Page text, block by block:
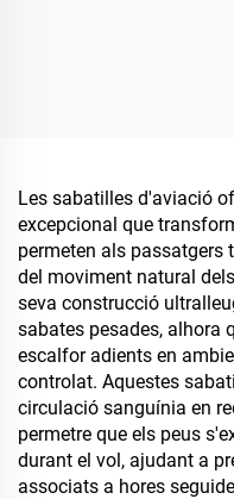
Les sabatilles d'aviació
excepcional que
permeten als passatgers
del moviment natural
seva construcció
sabates pesades, alhora
escalfor adients en
controlat. Aquestes
circulació sanguínia en
permetre que els peus
durant el vol, ajudant a
associats a hores